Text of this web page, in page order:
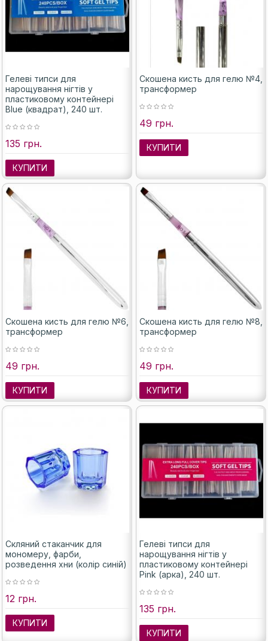
Гелеві типси для
нарощування нігтів у
пластиковому контейнері
Blue (квадрат), 240 шт.
135 грн.
КУПИТИ
Скошена кисть для гелю №4,
трансформер
49 грн.
КУПИТИ
Скошена кисть для гелю №6,
трансформер
49 грн.
КУПИТИ
Скошена кисть для гелю №8,
трансформер
49 грн.
КУПИТИ
Скляний стаканчик для
мономеру, фарби,
розведення хни (колір синій)
12 грн.
КУПИТИ
Гелеві типси для
нарощування нігтів у
пластиковому контейнері
Pink (арка), 240 шт.
135 грн.
КУПИТИ